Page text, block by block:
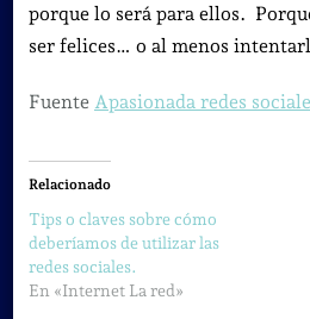
porque lo será para ellos.
ser felices… o al menos
Fuente Apasionada redes
Relacionado
Tips o claves sobre cómo
deberíamos de utilizar las
redes sociales.
En «Internet La red»